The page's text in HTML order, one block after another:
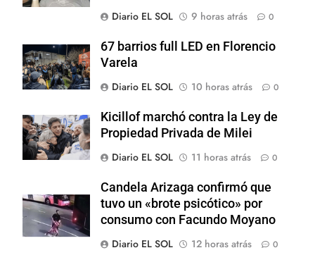
Diario EL SOL
9 horas atrás 0
67 barrios full LED en Florencio
Varela
Diario EL SOL
10 horas atrás 0
Kicillof marchó contra la Ley de
Propiedad Privada de Milei
Diario EL SOL
11 horas atrás 0
Candela Arizaga confirmó que
tuvo un «brote psicótico» por
consumo con Facundo Moyano
Diario EL SOL
12 horas atrás 0